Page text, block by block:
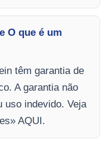
O que é um
têm garantia de
A garantia não
uso indevido. Veja
AQUI.